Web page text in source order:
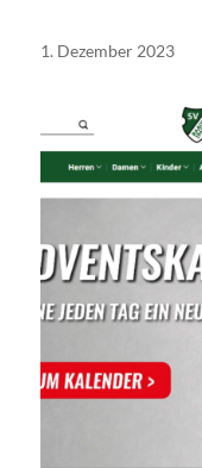
1. Dezember 2023